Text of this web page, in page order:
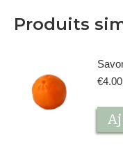
Produits
€4.00